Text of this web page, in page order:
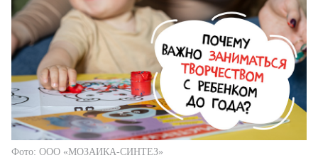
Фото: ООО «МОЗАИКА-СИНТЕЗ»